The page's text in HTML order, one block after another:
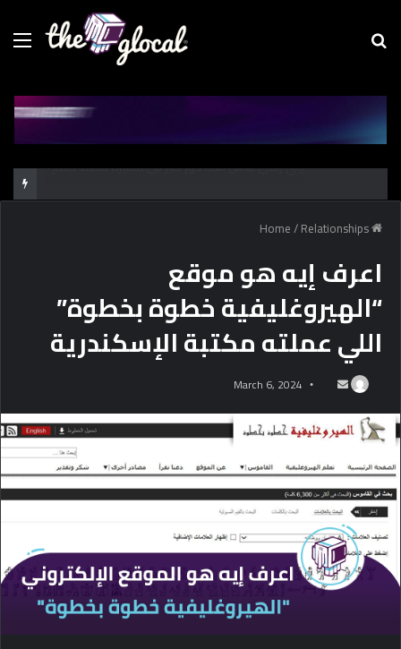
Menu
/Relationships
اعرف إيه هو موقع
“الهيروغليفية خطوة بخطوة”
اللي عملته مكتبة الإسكندرية
n
a
n
e
m
a
i
March 6, 2024